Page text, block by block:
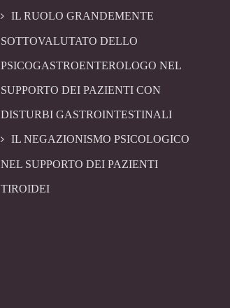
IL RUOLO GRANDEMENTE
SOTTOVALUTATO DELLO
PSICOGASTROENTEROLOGO NEL
SUPPORTO DEI PAZIENTI CON
DISTURBI GASTROINTESTINALI
IL NEGAZIONISMO PSICOLOGICO
NEL SUPPORTO DEI PAZIENTI
TIROIDEI